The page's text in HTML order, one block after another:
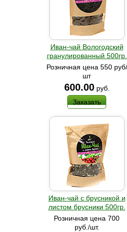
Иван-чай Вологодский
гранулированный 500гр.
Розничная цена 550 руб/
шт
600.00 руб.
Заказать
Иван-чай с брусникой и
листом брусники 500гр.
Розничная цена 700
руб./шт.